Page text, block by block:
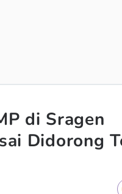
di Sragen
Didorong